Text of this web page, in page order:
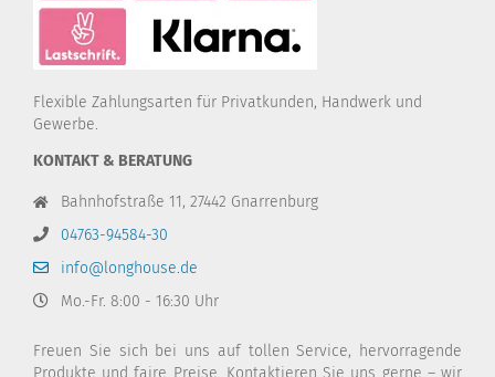
Flexible Zahlungsarten für Privatkunden, Handwerk und
Gewerbe.
KONTAKT & BERATUNG
Bahnhofstraße 11, 27442 Gnarrenburg
04763-94584-30
info@longhouse.de
Mo.-Fr. 8:00 - 16:30 Uhr
Freuen Sie sich bei uns auf tollen Service, hervorragende
Produkte und faire Preise. Kontaktieren Sie uns gerne – wir